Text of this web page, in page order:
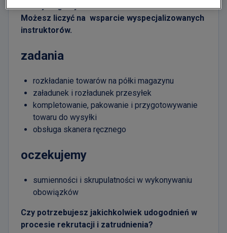
Nie wymagamy od Ciebie doświadczenia.
Możesz liczyć na wsparcie wyspecjalizowanych
instruktorów.
zadania
rozkładanie towarów na półki magazynu
załadunek i rozładunek przesyłek
kompletowanie, pakowanie i przygotowywanie
towaru do wysyłki
obsługa skanera ręcznego
oczekujemy
sumienności i skrupulatności w wykonywaniu
obowiązków
Czy potrzebujesz jakichkolwiek udogodnień w
procesie rekrutacji i zatrudnienia?